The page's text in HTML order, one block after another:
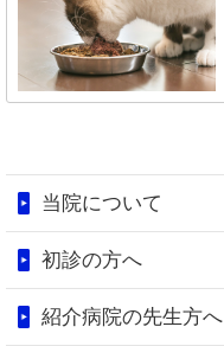
当院について
初診の方へ
紹介病院の先生方へ